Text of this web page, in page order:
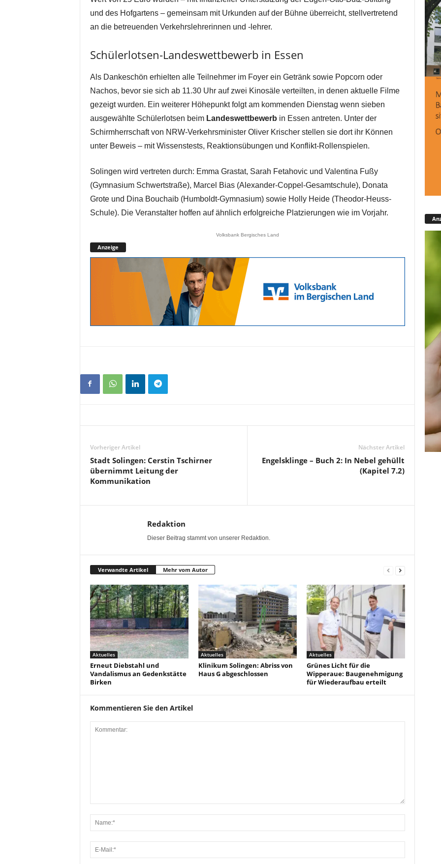
und des Hofgartens – gemeinsam mit Urkunden auf der Bühne überreicht, stellvertretend
an die betreuenden Verkehrslehrerinnen und -lehrer.
Schülerlotsen-Landeswettbewerb in Essen
Als Dankeschön erhielten alle Teilnehmer im Foyer ein Getränk sowie Popcorn oder
Nachos, bevor sie sich ab 11.30 Uhr auf zwei Kinosäle verteilten, in denen aktuelle Filme
gezeigt wurden. Ein weiterer Höhepunkt folgt am kommenden Dienstag wenn sieben
ausgewählte Schülerlotsen beim Landeswettbewerb in Essen antreten. Unter der
Schirmherrschaft von NRW-Verkehrsminister Oliver Krischer stellen sie dort ihr Können
unter Beweis – mit Wissenstests, Reaktionsübungen und Konflikt-Rollenspielen.
Solingen wird vertreten durch: Emma Grastat, Sarah Fetahovic und Valentina Fußy
(Gymnasium Schwertstraße), Marcel Bias (Alexander-Coppel-Gesamtschule), Donata
Grote und Dina Bouchaib (Humboldt-Gymnasium) sowie Holly Heide (Theodor-Heuss-
Schule). Die Veranstalter hoffen auf ähnlich erfolgreiche Platzierungen wie im Vorjahr.
Volksbank Bergisches Land
Anzeige
Vorheriger Artikel
Stadt Solingen: Cerstin Tschirner
übernimmt Leitung der
Kommunikation
Nächster Artikel
Engelsklinge – Buch 2: In Nebel gehüllt
(Kapitel 7.2)
Redaktion
Dieser Beitrag stammt von unserer Redaktion.
Verwandte Artikel Mehr vom Autor
Aktuelles
Erneut Diebstahl und
Vandalismus an Gedenkstätte
Birken
Aktuelles
Klinikum Solingen: Abriss von
Haus G abgeschlossen
Aktuelles
Grünes Licht für die
Wipperaue: Baugenehmigung
für Wiederaufbau erteilt
Kommentieren Sie den Artikel